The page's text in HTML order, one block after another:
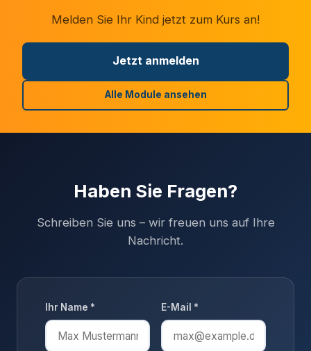
Melden Sie Ihr Kind jetzt zum Kurs an!
Jetzt anmelden
Alle Module ansehen
Haben Sie Fragen?
Schreiben Sie uns – wir freuen uns auf Ihre
Nachricht.
Ihr Name * E-Mail *